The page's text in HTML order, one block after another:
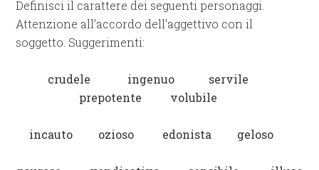
Definisci il carattere dei seguenti personaggi.
Attenzione all’accordo dell’aggettivo con il
soggetto. Suggerimenti:
crudele ingenuo servile
prepotente volubile
incauto ozioso edonista geloso